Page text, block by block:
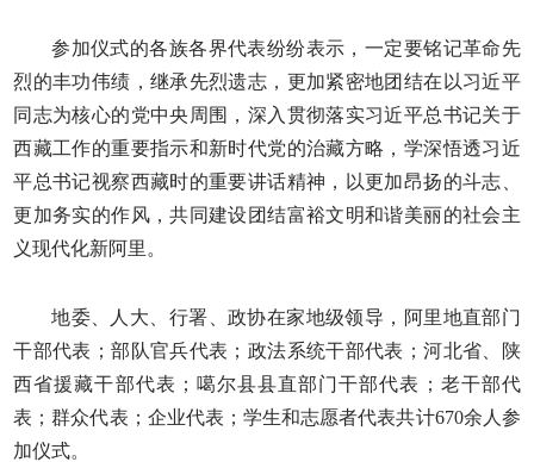
参加仪式的各族各界代表纷纷表示，一定要铭记革命先
烈的丰功伟绩，继承先烈遗志，更加紧密地团结在以习近平
同志为核心的党中央周围，深入贯彻落实习近平总书记关于
西藏工作的重要指示和新时代党的治藏方略，学深悟透习近
平总书记视察西藏时的重要讲话精神，以更加昂扬的斗志、
更加务实的作风，共同建设团结富裕文明和谐美丽的社会主
义现代化新阿里。
地委、人大、行署、政协在家地级领导，阿里地直部门
干部代表；部队官兵代表；政法系统干部代表；河北省、陕
西省援藏干部代表；噶尔县县直部门干部代表；老干部代
表；群众代表；企业代表；学生和志愿者代表共计670余人参
加仪式。